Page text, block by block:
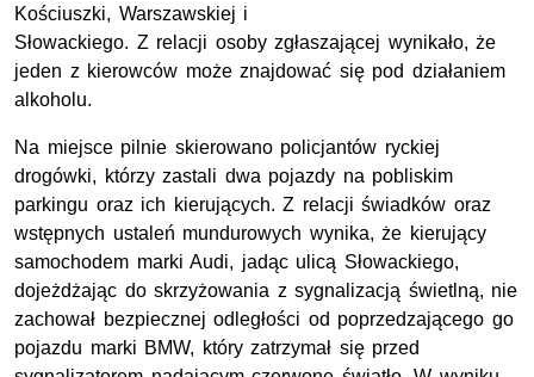
Kościuszki, Warszawskiej i
Słowackiego. Z relacji osoby zgłaszającej wynikało, że
jeden z kierowców może znajdować się pod działaniem
alkoholu.
Na miejsce pilnie skierowano policjantów ryckiej
drogówki, którzy zastali dwa pojazdy na pobliskim
parkingu oraz ich kierujących. Z relacji świadków oraz
wstępnych ustaleń mundurowych wynika, że kierujący
samochodem marki Audi, jadąc ulicą Słowackiego,
dojeżdżając do skrzyżowania z sygnalizacją świetlną, nie
zachował bezpiecznej odległości od poprzedzającego go
pojazdu marki BMW, który zatrzymał się przed